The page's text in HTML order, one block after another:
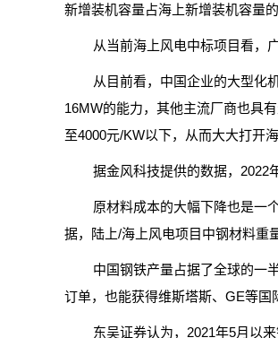
新增装机容量占海上新增装机容量
从当前海上风电中标项目看，
从目前看，中国企业的大型化
16MW的能力，其他主流厂商也具
至4000元/KW以下，从而大大打开
据金风科技提供的数据，2022
原材料成本的大幅下降也是一
据，陆上/海上风电项目中钢材料重
中国钢铁产量占据了全球的一
订单，也能获得维斯塔斯、GE等国
东吴证券认为，2021年5月以